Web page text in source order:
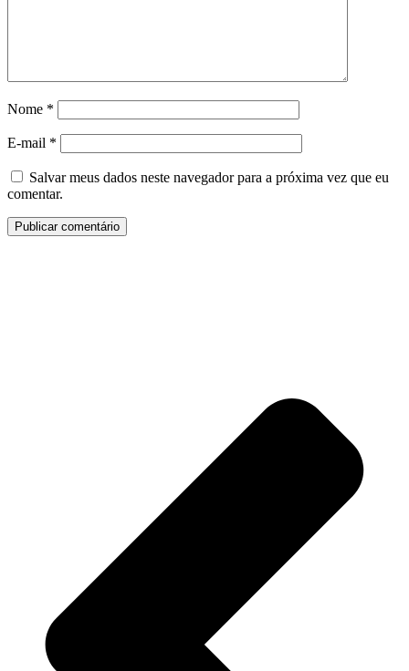
Nome *
E-mail *
Salvar meus dados neste navegador para a próxima vez que eu
comentar.